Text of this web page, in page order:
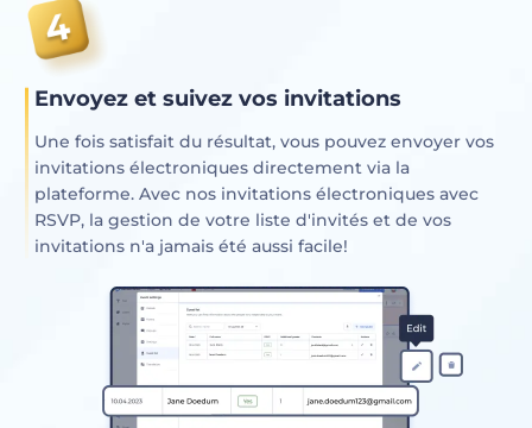
Envoyez et suivez vos invitations
Une fois satisfait du résultat, vous pouvez envoyer vos
invitations électroniques directement via la
plateforme. Avec nos invitations électroniques avec
RSVP, la gestion de votre liste d'invités et de vos
invitations n'a jamais été aussi facile!